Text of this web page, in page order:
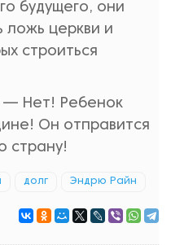
будущего, они
ложь церкви и
строиться
— Нет! Ребенок
Он отправится
страну!
долг Эндрю Райн